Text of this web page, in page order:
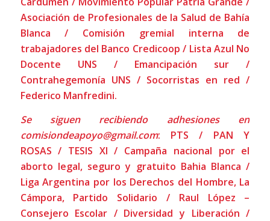
Asociación de Profesionales de la Salud de Bahía
Blanca / Comisión gremial interna de
trabajadores del Banco Credicoop / Lista Azul No
Docente UNS / Emancipación sur /
Contrahegemonía UNS / Socorristas en red /
Federico Manfredini.
Se siguen recibiendo adhesiones en
comisiondeapoyo@gmail.com: PTS / PAN Y
ROSAS / TESIS XI / Campaña nacional por el
aborto legal, seguro y gratuito Bahia Blanca /
Liga Argentina por los Derechos del Hombre, La
Cámpora, Partido Solidario / Raul López –
Consejero Escolar / Diversidad y Liberación /